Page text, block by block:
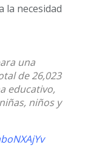
la necesidad
una
de 26,023
educativo,
niños y